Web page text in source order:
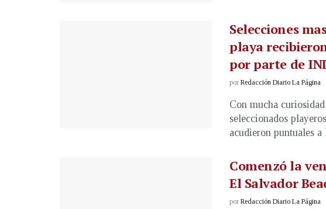
Selecciones
playa
por parte de
por Redacción Diario La Página
Con mucha
seleccionados
acudieron puntuales a
Comenzó la
El Salvador
por Redacción Diario La Página